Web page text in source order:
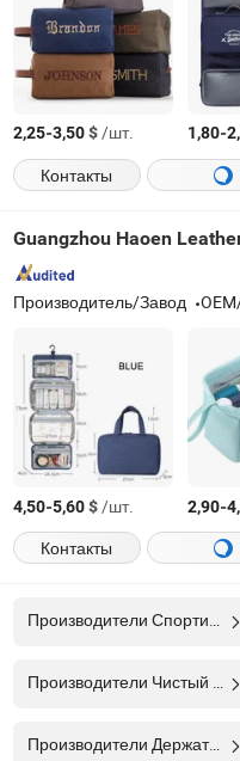
2,25-3,50$/шт. 1,80-
Контакты
Guangzhou Haoen
Производитель/Завод
4,50-5,60$/шт. 2,90-
Контакты
Производители Держатель Для Сумок